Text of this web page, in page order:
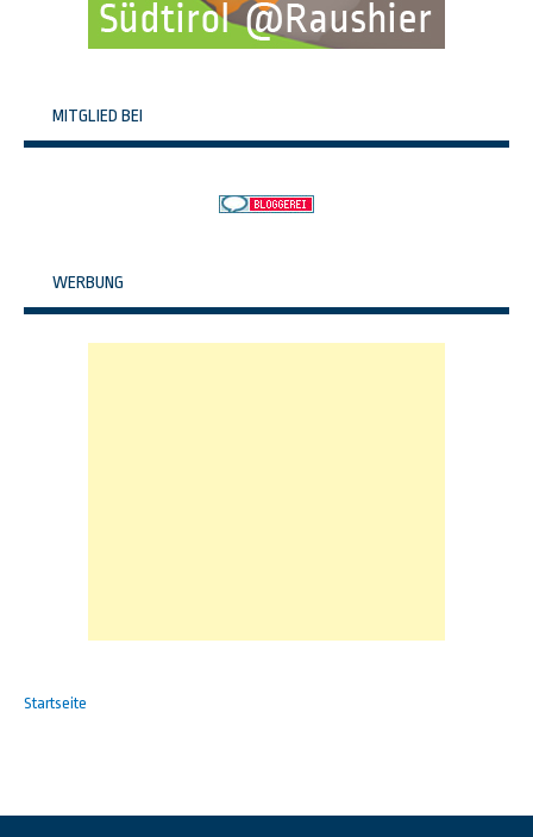
MITGLIED BEI
WERBUNG
Startseite